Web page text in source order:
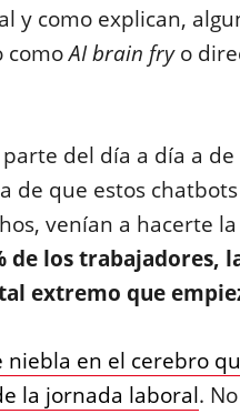
y como explican,
comoAI brain fryo
del día a día a
que estos chatbots
venían a hacerte
de los trabajadores,
extremo que
niebla en el cerebro
la jornada laboral.